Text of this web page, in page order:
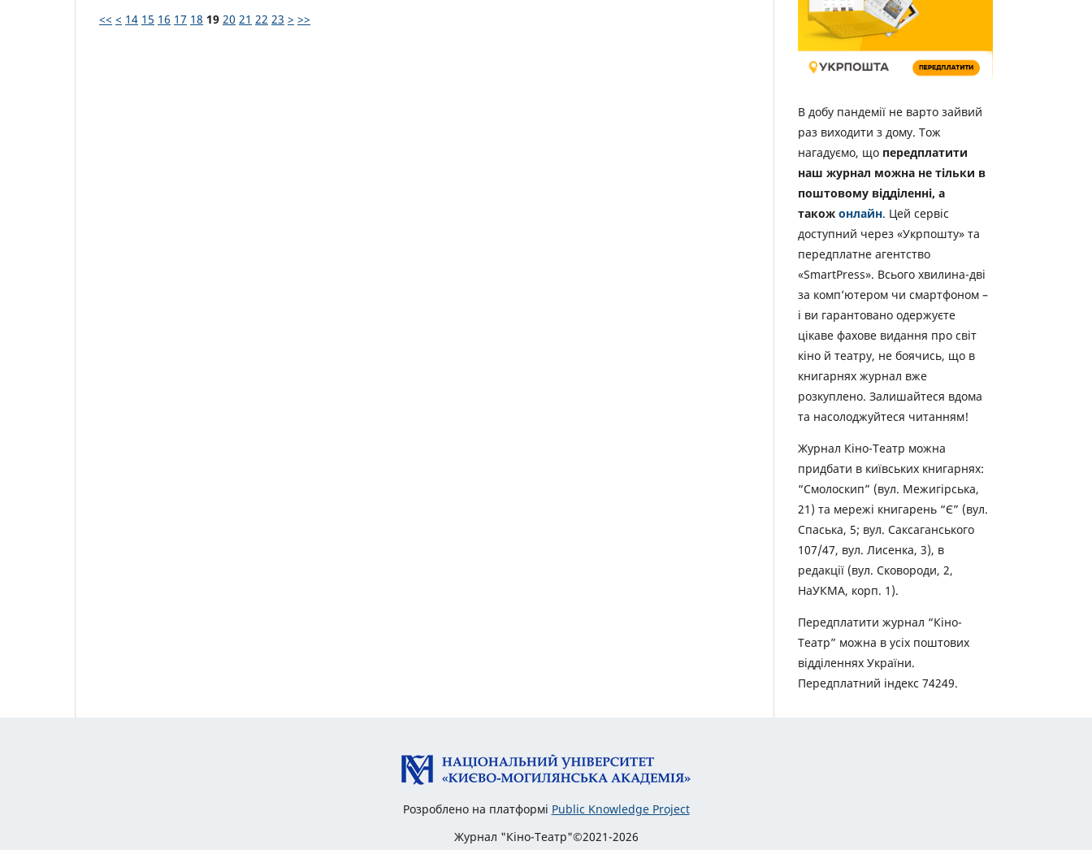
<< < 14 15 16 17 18 19 20 21 22 23 > >>
В добу пандемії не варто зайвий
раз виходити з дому. Тож
нагадуємо, що передплатити
наш журнал можна не тільки в
поштовому відділенні, а
також онлайн. Цей сервіс
доступний через «Укрпошту» та
передплатне агентство
«SmartPress». Всього хвилина-дві
за комп’ютером чи смартфоном –
і ви гарантовано одержуєте
цікаве фахове видання про світ
кіно й театру, не боячись, що в
книгарнях журнал вже
розкуплено. Залишайтеся вдома
та насолоджуйтеся читанням!
Журнал Кіно-Театр можна
придбати в київських книгарнях:
“Смолоскип” (вул. Межигірська,
21) та мережі книгарень “Є” (вул.
Спаська, 5; вул. Саксаганського
107/47, вул. Лисенка, 3), в
редакції (вул. Сковороди, 2,
НаУКМА, корп. 1).
Передплатити журнал “Кіно-
Театр” можна в усіх поштових
відділеннях України.
Передплатний індекс 74249.
Розроблено на платформі Public Knowledge Project
Журнал "Кіно-Театр"©2021-2026